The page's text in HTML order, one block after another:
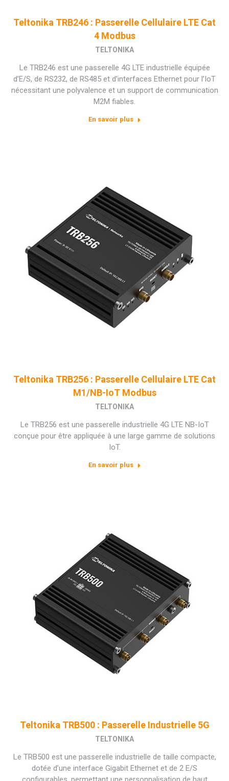
Teltonika TRB246 : Passerelle Cellulaire LTE Cat
4 Modbus
TELTONIKA
Le TRB246 est une passerelle 4G LTE industrielle équipée
d’E/S, de RS232, de RS485 et d’interfaces Ethernet pour l’IoT
nécessitant une polyvalence et un support de communication
M2M fiables.
En savoir plus
Teltonika TRB256 : Passerelle Cellulaire LTE Cat
M1/NB-IoT Modbus
TELTONIKA
Le TRB256 est une passerelle industrielle 4G LTE NB-IoT
conçue pour être appliquée à une large gamme de solutions
IoT.
En savoir plus
Teltonika TRB500 : Passerelle Industrielle 5G
TELTONIKA
Le TRB500 est une passerelle industrielle de taille compacte,
dotée d’une interface Gigabit Ethernet et de 2 E/S